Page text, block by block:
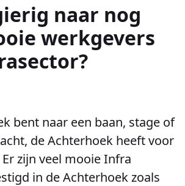
naar nog
werkgevers
bent naar een baan, stage of
de Achterhoek heeft voor
zijn veel mooie Infra
in de Achterhoek zoals